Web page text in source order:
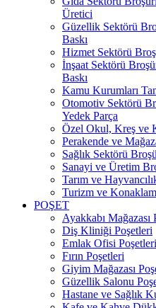
Üretici
Güzellik Sektörü
Baskı
Hizmet Sektörü
İnşaat Sektörü
Baskı
Kamu Kurumları
Otomotiv Sektörü
Yedek Parça
Özel Okul, Kreş ve
Perakende ve
Sağlık Sektörü
Sanayi ve Üretim
Tarım ve
Turizm ve
POŞET
Ayakkabı Mağazası
Diş Kliniği Poşetleri
Emlak Ofisi Poşetleri
Fırın Poşetleri
Giyim Mağazası
Güzellik Salonu
Hastane ve Sağlık